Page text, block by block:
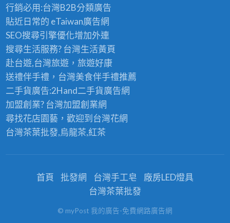
行銷必用:台灣B2B分類廣告
貼近日常的 eTaiwan廣告網
SEO搜尋引擎優化增加外連
搜尋生活服務? 台灣生活黃頁
赴台遊,台灣旅遊，旅遊好康
送禮伴手禮，台灣美食伴手禮推薦
二手貨廣告:2Hand二手貨廣告網
加盟創業? 台灣加盟創業網
尋找花店園藝，歡迎到 台灣花網
台灣茶葉批發,烏龍茶,紅茶
首頁 批發網 台灣手工皂
廠房LED燈具
台灣茶葉批發
© myPost 我的廣告-免費網路廣告網